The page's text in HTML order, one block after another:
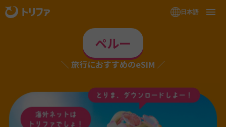
日本語
ペルー
旅行におすすめのeSIM